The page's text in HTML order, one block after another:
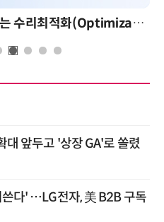
AI 시대의 의사결정을 바꾸는 수리최적화(Optimization): 실제 산업 적용 사례와 활용 전략
앞두고 '상장 GA'로 쏠렸
다' …LG전자, 美 B2B 구독